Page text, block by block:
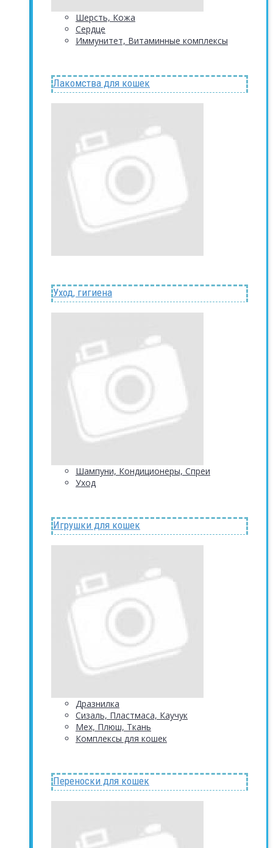
Шерсть, Кожа
Сердце
Иммунитет, Витаминные комплексы
Лакомства для кошек
Уход, гигиена
Шампуни, Кондиционеры, Спреи
Уход
Игрушки для кошек
Дразнилка
Сизаль, Пластмаса, Каучук
Мех, Плюш, Ткань
Комплексы для кошек
Переноски для кошек